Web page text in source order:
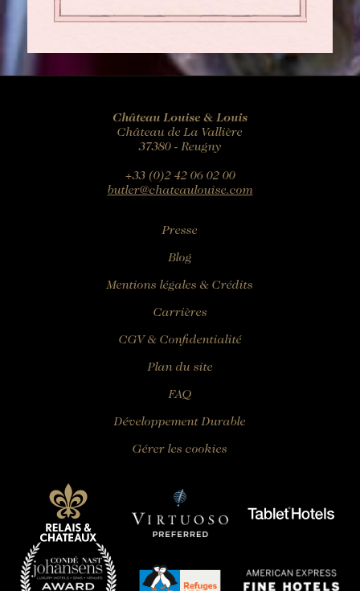
Château Louise & Louis
Château de La Vallière
37380 - Reugny
+33 (0)2 42 06 02 00
butler@chateaulouise.com
Presse
Blog
Mentions légales & Crédits
Carrières
CGV & Confidentialité
Plan du site
FAQ
Développement Durable
Gérer les cookies